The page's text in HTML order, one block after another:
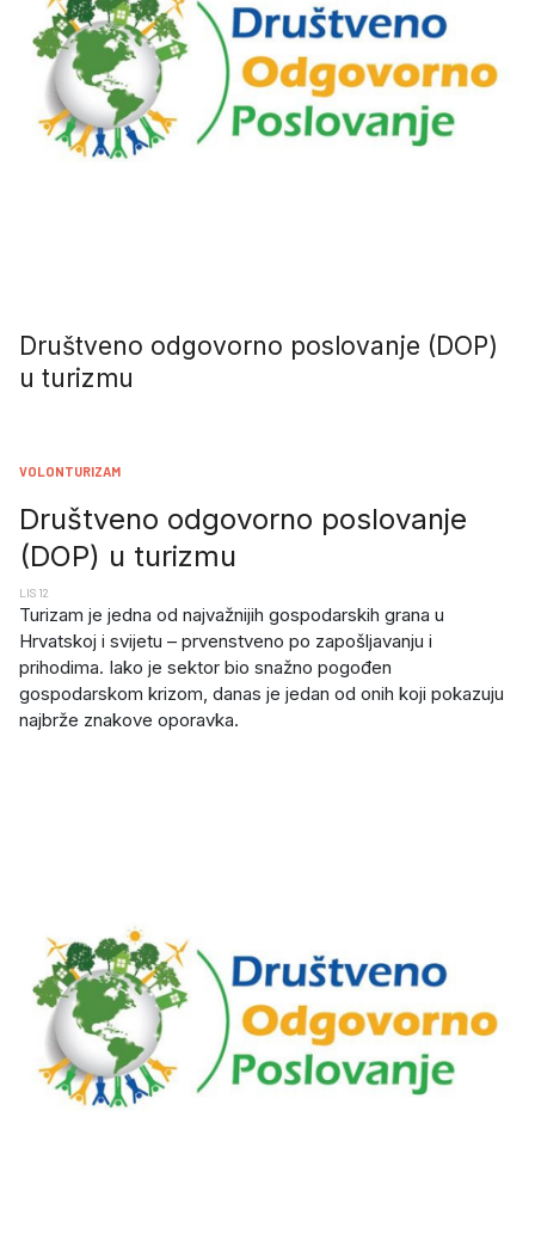
Društveno odgovorno poslovanje (DOP)
u turizmu
VOLONTURIZAM
Društveno odgovorno poslovanje
(DOP) u turizmu
LIS 12
Turizam je jedna od najvažnijih gospodarskih grana u
Hrvatskoj i svijetu – prvenstveno po zapošljavanju i
prihodima. Iako je sektor bio snažno pogođen
gospodarskom krizom, danas je jedan od onih koji pokazuju
najbrže znakove oporavka.